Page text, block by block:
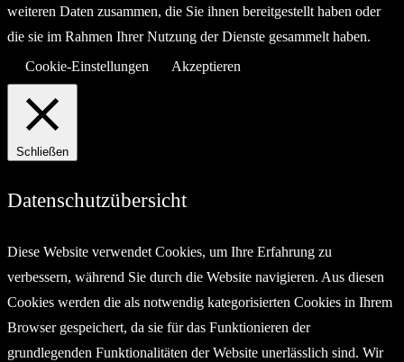
weiteren Daten zusammen, die Sie ihnen bereitgestellt haben oder
die sie im Rahmen Ihrer Nutzung der Dienste gesammelt haben.
Cookie-Einstellungen
Akzeptieren
Schließen
Datenschutzübersicht
Diese Website verwendet Cookies, um Ihre Erfahrung zu
verbessern, während Sie durch die Website navigieren. Aus diesen
Cookies werden die als notwendig kategorisierten Cookies in Ihrem
Browser gespeichert, da sie für das Funktionieren der
grundlegenden Funktionalitäten der Website unerlässlich sind. Wir